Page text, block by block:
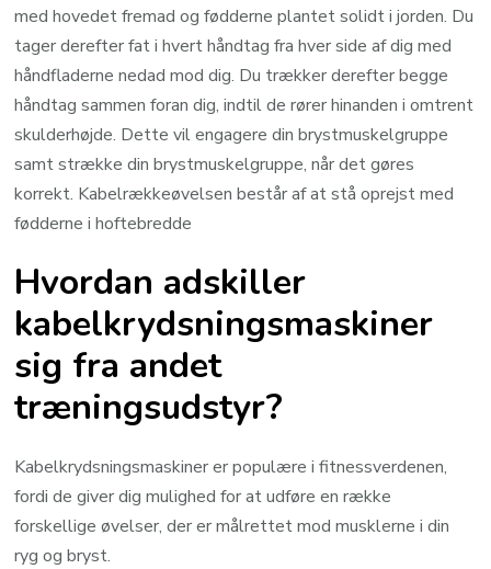
med hovedet fremad og fødderne plantet solidt i jorden. Du
tager derefter fat i hvert håndtag fra hver side af dig med
håndfladerne nedad mod dig. Du trækker derefter begge
håndtag sammen foran dig, indtil de rører hinanden i omtrent
skulderhøjde. Dette vil engagere din brystmuskelgruppe
samt strække din brystmuskelgruppe, når det gøres
korrekt. Kabelrækkeøvelsen består af at stå oprejst med
fødderne i hoftebredde
Hvordan adskiller
kabelkrydsningsmaskiner
sig fra andet
træningsudstyr?
Kabelkrydsningsmaskiner er populære i fitnessverdenen,
fordi de giver dig mulighed for at udføre en række
forskellige øvelser, der er målrettet mod musklerne i din
ryg og bryst.